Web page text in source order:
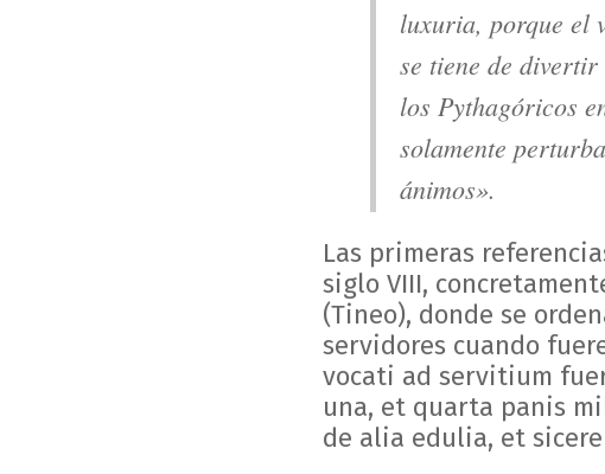
luxuria, porque el
se tiene de
los Pythagóricos
solamente
ánimos».
Las primeras
siglo VIII,
(Tineo), donde se
servidores cuando
vocati ad servitium
una, et quarta panis
de alia edulia, et